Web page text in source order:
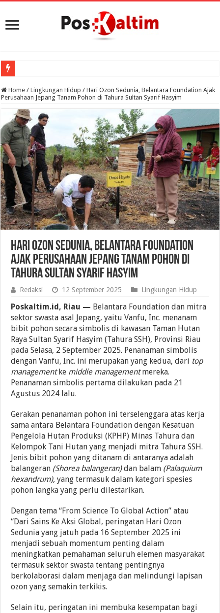
Home / Lingkungan Hidup / Hari Ozon Sedunia, Belantara Foundation Ajak
Perusahaan Jepang Tanam Pohon di Tahura Sultan Syarif Hasyim
Hari Ozon Sedunia, Belantara Foundation
Ajak Perusahaan Jepang Tanam Pohon di
Tahura Sultan Syarif Hasyim
Redaksi 12 September 2025 Lingkungan Hidup
Poskaltim.id, Riau — Belantara Foundation dan mitra
sektor swasta asal Jepang, yaitu Vanfu, Inc. menanam
bibit pohon secara simbolis di kawasan Taman Hutan
Raya Sultan Syarif Hasyim (Tahura SSH), Provinsi Riau
pada Selasa, 2 September 2025. Penanaman simbolis
dengan Vanfu, Inc. ini merupakan yang kedua, dari top
managementke middle managementmereka.
Penanaman simbolis pertama dilakukan pada 21
Agustus 2024 lalu.
Gerakan penanaman pohon ini terselenggara atas kerja
sama antara Belantara Foundation dengan Kesatuan
Pengelola Hutan Produksi (KPHP) Minas Tahura dan
Kelompok Tani Hutan yang menjadi mitra Tahura SSH.
Jenis bibit pohon yang ditanam di antaranya adalah
balangeran (Shorea balangeran)dan balam (Palaquium
hexandrum),yang termasuk dalam kategori spesies
pohon langka yang perlu dilestarikan.
Dengan tema “From Science To Global Action” atau
“Dari Sains Ke Aksi Global, peringatan Hari Ozon
Sedunia yang jatuh pada 16 September 2025 ini
menjadi sebuah momentum penting dalam
meningkatkan pemahaman seluruh elemen masyarakat
termasuk sektor swasta tentang pentingnya
berkolaborasi dalam menjaga dan melindungi lapisan
ozon yang semakin terkikis.
Selain itu, peringatan ini membuka kesempatan bagi